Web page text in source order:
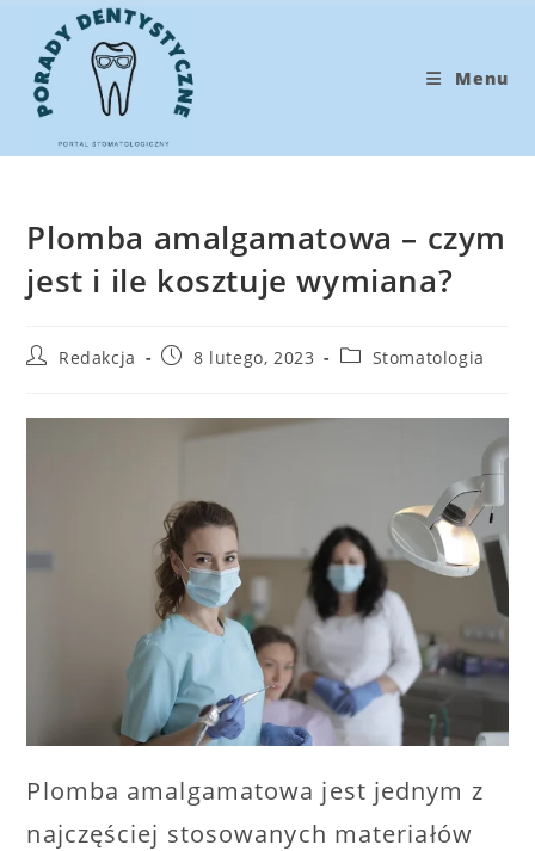
treści
Menu
Plomba amalgamatowa – czym
jest i ile kosztuje wymiana?
PostRedakcja
Post8 lutego, 2023
PostStomatologia
Plomba amalgamatowa jest jednym z
najczęściej stosowanych materiałów